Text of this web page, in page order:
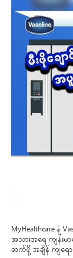
MyHealthcare နဲ့
အသားအရေ ကျန်းမ
ဆက်ဖို့ အချိန် ကျရေ